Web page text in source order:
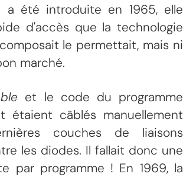
a été introduite en 1965, elle
d'accès que la technologie
le permettait, mais ni
marché.
et le code du programme
étaient câblés manuellement
couches de liaisons
les diodes. Il fallait donc une
par programme ! En 1969, la